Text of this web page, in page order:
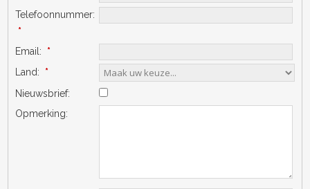
Telefoonnummer:
*
Email: *
Land: *
Nieuwsbrief:
Opmerking: